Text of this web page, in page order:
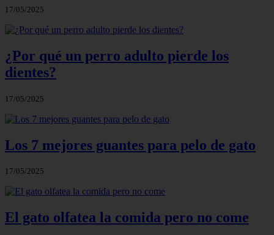
17/05/2025
¿Por qué un perro adulto pierde los
dientes?
17/05/2025
Los 7 mejores guantes para pelo de gato
17/05/2025
El gato olfatea la comida pero no come